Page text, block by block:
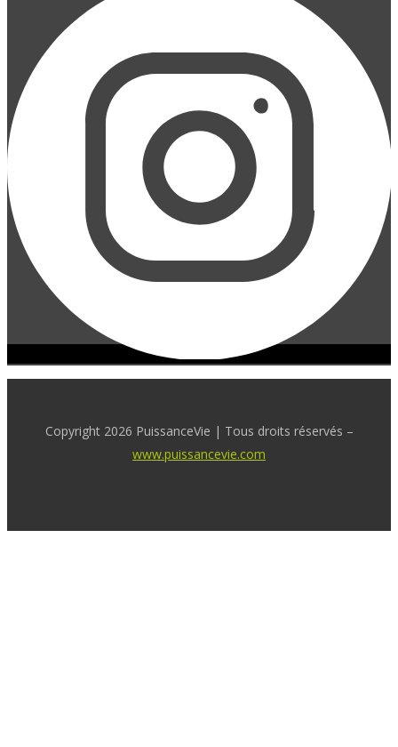
Copyright 2026 PuissanceVie | Tous droits réservés –
www.puissancevie.com